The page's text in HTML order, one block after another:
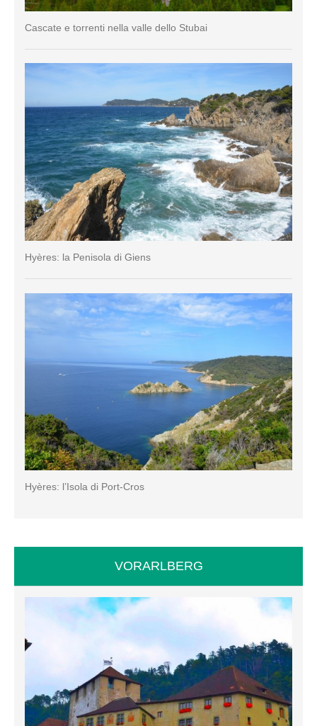
Cascate e torrenti nella valle dello Stubai
Hyères: la Penisola di Giens
Hyères: l’Isola di Port-Cros
VORARLBERG